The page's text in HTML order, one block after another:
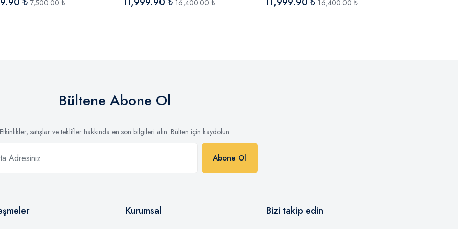
7,500.00 ₺ 16,400.00 ₺ 16,400.00 ₺
Bültene Abone Ol
Etkinlikler, satışlar ve teklifler hakkında en son bilgileri alın. Bülten için kaydolun
Abone Ol
Kurumsal Bizi takip edin